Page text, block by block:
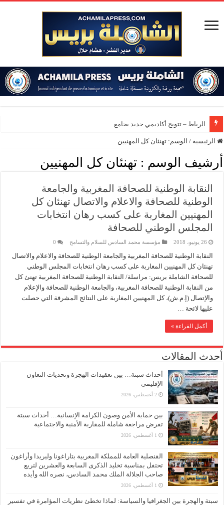
الرباط – تتويج أكاديمي جديد بجامعة محمد
الرئيسية / الوسم:تهنئان كل المهنيين
أرشيف الوسم :تهنئان كل المهنيين
النقابة الوطنية للصحافة المغربية والجامعة
الوطنية للصحافة والاعلام والاتصال تهنئان كل
المهنيين المغاربة على كسب رهان انتخابات
المجلس الوطني للصحافة
26 يونيو، 2018 مؤسسة محمد السادس للسلام والتسامح 0
النقابة الوطنية للصحافة المغربية والجامعة الوطنية للصحافة والاعلام والاتصال
تهنئان كل المهنيين المغاربة على كسب رهان انتخابات المجلس الوطني
للصحافة الشاملة بريس: مراسلة/ النقابة الوطنية للصحافة المغربية تهنئ كل
من النقابة الوطنية للصحافة المغربية، والجامعة الوطنية للصحافة والإعلام
والإتصال (إ.م.ش)، كل المهنيين المغاربة على النتائج المشرفة التي حصلت
عليها لائحة …
أكمل القراءة »
أحدث المقالات
أحداث سبتة… بين تعقيدات الهجرة وتحديات التعاون
الإقليمي
2 أغسطس، 2026
بين حماية الأمن وصون الكرامة الإنسانية… أحداث سبتة
تفرض مراجعة شاملة للمقاربة الأمنية والاجتماعية
1 أغسطس، 2026
القنصلية العامة للمملكة المغربية بتاراغونا وليريدا وأراغون
تحتفل بمناسبة تخليد الذكرى السابعة والعشرين لتربع
صاحب الجلالة الملك محمد السادس، نصره الله وأيده
1 أغسطس، 2026
سبتة والهجرة بين الجغرافيا والسياسة: لماذا تخطئ نظريات المؤامرة في تفسير